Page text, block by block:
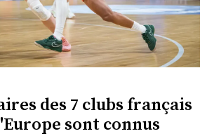
des 7 clubs français
sont connus